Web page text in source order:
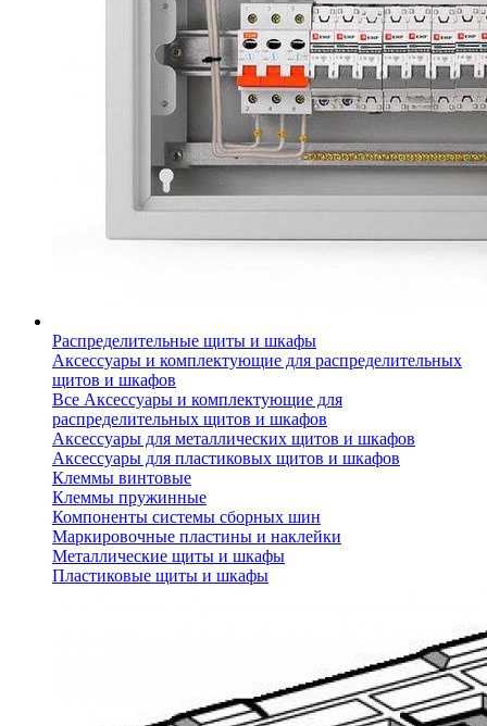
Распределительные щиты и шкафы
Аксессуары и комплектующие для распределительных
щитов и шкафов
Все Аксессуары и комплектующие для
распределительных щитов и шкафов
Аксессуары для металлических щитов и шкафов
Аксессуары для пластиковых щитов и шкафов
Клеммы винтовые
Клеммы пружинные
Компоненты системы сборных шин
Маркировочные пластины и наклейки
Металлические щиты и шкафы
Пластиковые щиты и шкафы